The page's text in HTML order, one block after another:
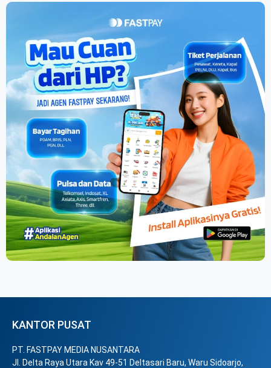
KANTOR PUSAT
PT. FASTPAY MEDIA NUSANTARA
Jl. Delta Raya Utara Kav 49-51 Deltasari Baru, Waru Sidoarjo,